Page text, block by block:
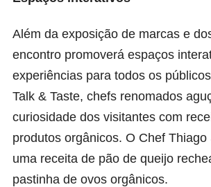
Além da exposição de marcas e
encontro promoverá espaços
experiências para todos os
Talk & Taste, chefs renomados
curiosidade dos visitantes com
produtos orgânicos. O Chef
uma receita de pão de queijo
pastinha de ovos orgânicos.